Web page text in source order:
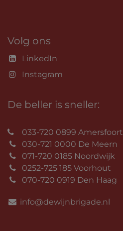
Volg ons
LinkedIn
Instagram
De beller is sneller:
033-720 0899 Amersfoort
030-721 0000 De Meern
071-720 0185 Noordwijk
0252-725 185 Voorhout
070-720 0919 Den Haag
info@dewijnbrigade.nl